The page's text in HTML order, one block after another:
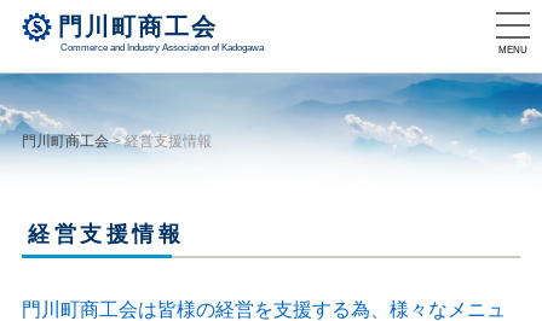
門川町商工会
Commerce and Industry Association of Kadogawa MENU
門川町商工会>経営支援情報
経営支援情報
門川町商工会は皆様の経営を支援する為、様々なメニュ